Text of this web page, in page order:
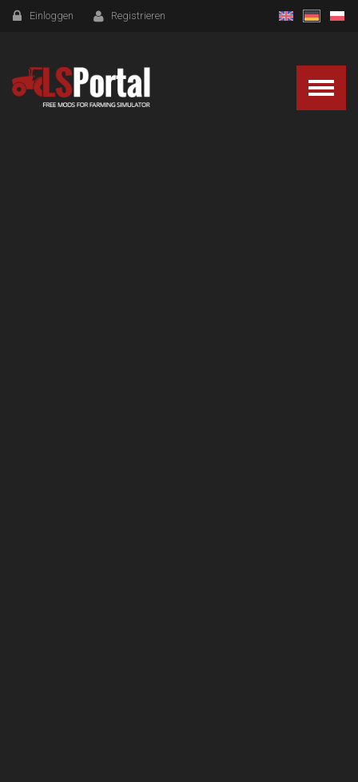
Einloggen Registrieren